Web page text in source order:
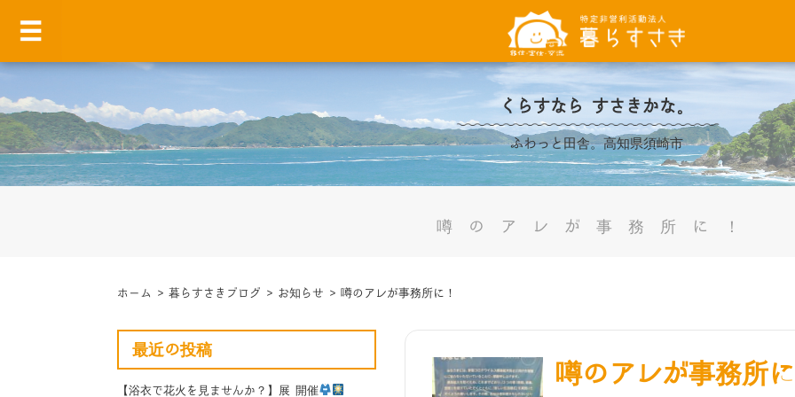
くらすなら すさきかな。
ふわっと田舎。高知県須崎市
噂のアレが事務所に！
ホーム > 暮らすさきブログ > お知らせ > 噂のアレが事務所に！
噂のアレが事務所
最近の投稿
【浴衣で花火を見ませんか？】展 開催